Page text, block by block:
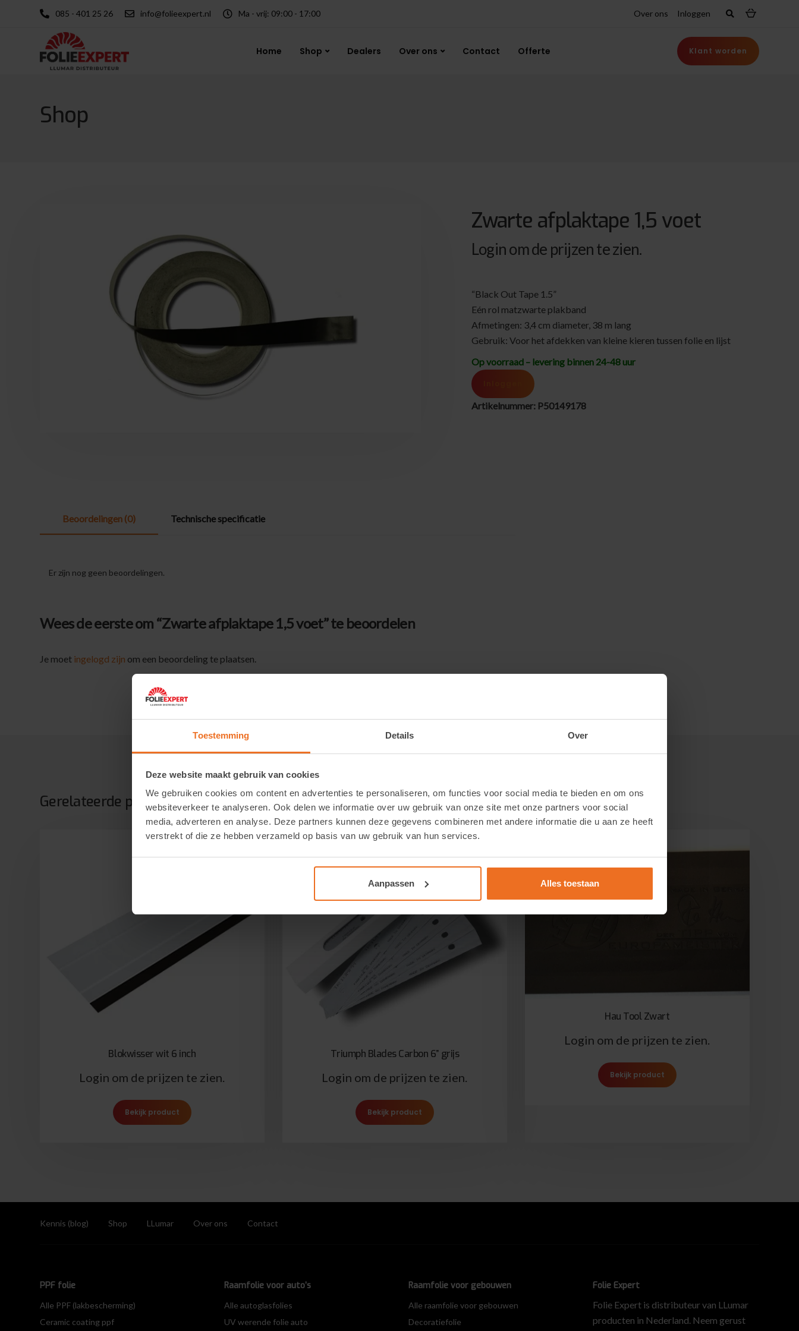
Toestemming Details Over
Deze website maakt gebruik van cookies
We gebruiken cookies om content en advertenties te personaliseren, om functies voor social media te bieden en om ons
websiteverkeer te analyseren. Ook delen we informatie over uw gebruik van onze site met onze partners voor social
media, adverteren en analyse. Deze partners kunnen deze gegevens combineren met andere informatie die u aan ze heeft
verstrekt of die ze hebben verzameld op basis van uw gebruik van hun services.
Aanpassen Alles toestaan
085 - 401 25 26 info@folieexpert.nl Ma - vrij: 09:00 - 17:00 Over ons Inloggen
Home Shop Dealers Over ons Contact Offerte Klant worden
Shop
Zwarte afplaktape 1,5 voet
Login om de prijzen te zien.
“Black Out Tape 1.5”
Eén rol matzwarte plakband
Afmetingen: 3,4 cm diameter, 38 m lang
Gebruik: Voor het afdekken van kleine kieren tussen folie en lijst
Op voorraad – levering binnen 24-48 uur
Artikelnummer: P50149178
Beoordelingen (0) Technische specificatie
Er zijn nog geen beoordelingen.
Wees de eerste om “Zwarte afplaktape 1,5 voet” te beoordelen
Je moet ingelogd zijn om een beoordeling te plaatsen.
Gerelateerde producten
Blokwisser wit 6 inch
Login om de prijzen te zien.
Bekijk product
Triumph Blades Carbon 6” grijs
Login om de prijzen te zien.
Bekijk product
Hau Tool Zwart
Login om de prijzen te zien.
Bekijk product
Kennis (blog) Shop LLumar Over ons Contact
PPF folie
Alle PPF (lakbescherming)
Ceramic coating ppf
Raamfolie voor auto’s
Alle autoglasfolies
UV werende folie auto
Raamfolie voor gebouwen
Alle raamfolie voor gebouwen
Decoratiefolie
Folie Expert
Folie Expert is distributeur van LLumar
producten in Nederland. Neem gerust